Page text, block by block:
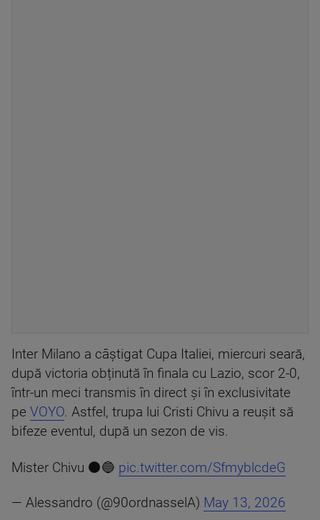
Inter Milano a câștigat Cupa Italiei, miercuri seară,
după victoria obținută în finala cu Lazio, scor 2-0,
într-un meci transmis în direct și în exclusivitate
pe VOYO. Astfel, trupa lui Cristi Chivu a reușit să
bifeze eventul, după un sezon de vis.
Mister Chivu ⚫️🔵 pic.twitter.com/SfmyblcdeG
— Alessandro (@90ordnasselA) May 13, 2026